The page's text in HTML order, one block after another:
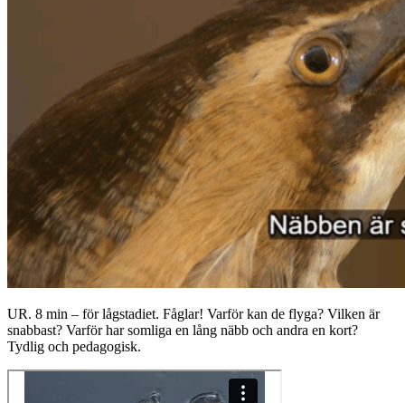
UR. 8 min – för lågstadiet. Fåglar! Varför kan de flyga? Vilken är
snabbast? Varför har somliga en lång näbb och andra en kort?
Tydlig och pedagogisk.